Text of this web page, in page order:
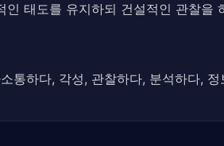
태도를 유지하되 건설적인 관찰을
통하다, 각성, 관찰하다, 분석하다, 정